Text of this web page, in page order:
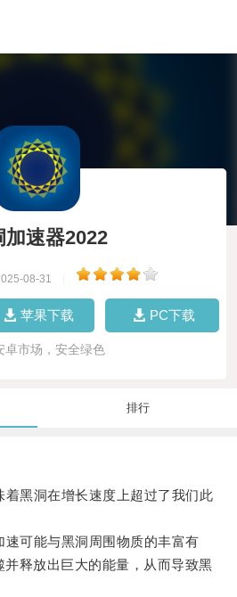
加速器2022
08-31
苹果下载 PC下载
卓市场，安全绿色
排行
黑洞在增长速度上超过了我们此
可能与黑洞周围物质的丰富有
并释放出巨大的能量，从而导致黑